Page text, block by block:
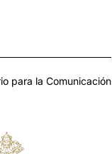
para la Comunicación